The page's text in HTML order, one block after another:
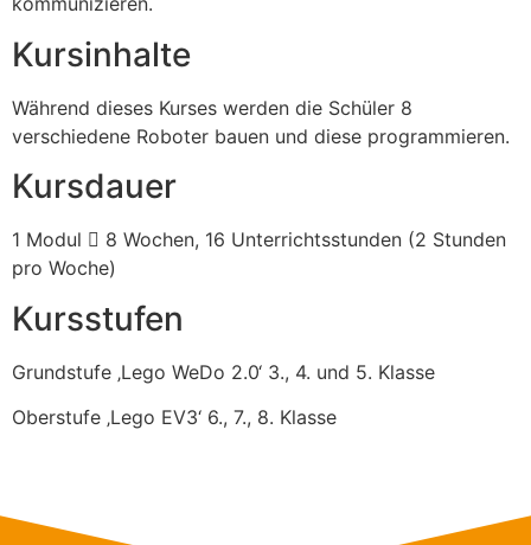
Kursinhalte
Während dieses Kurses werden die Schüler 8
verschiedene Roboter bauen und diese programmieren.
Kursdauer
1 Modul  8 Wochen, 16 Unterrichtsstunden (2 Stunden
pro Woche)
Kursstufen
Grundstufe ‚Lego WeDo 2.0‘ 3., 4. und 5. Klasse
Oberstufe ‚Lego EV3‘ 6., 7., 8. Klasse